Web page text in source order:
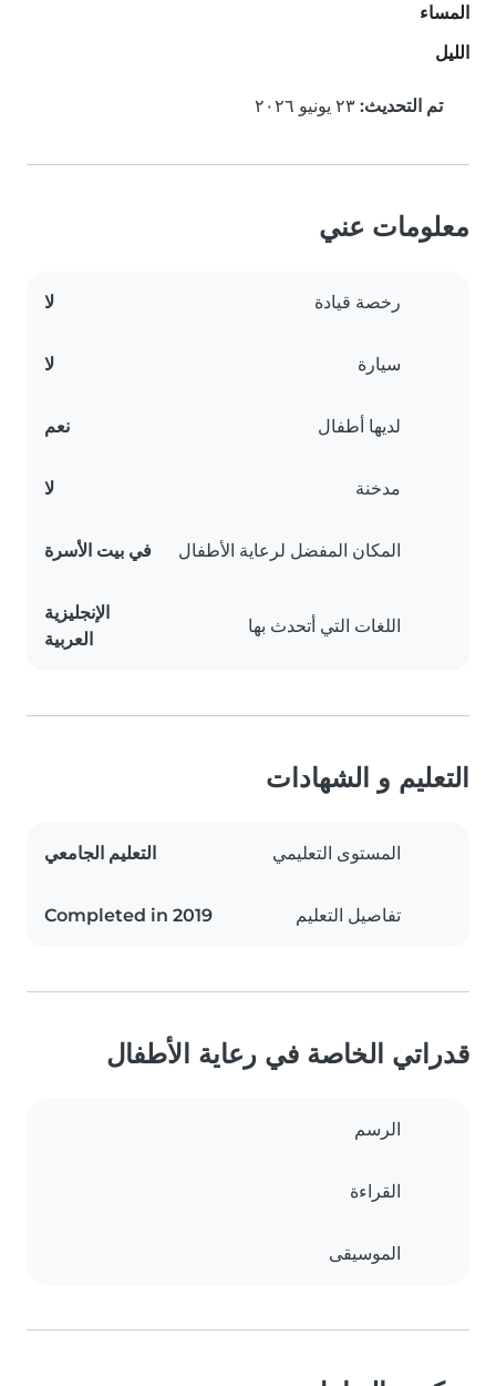
المساء
الليل
تم التحديث:
معلومات عني
رخصة قيادة لا
سيارة لا
لديها أطفال نعم
مدخنة لا
المكان المفضل لرعاية الأطفال في بيت الأسرة
اللغات التي أتحدث بها
الإنجليزية
العربية
التعليم و الشهادات
المستوى التعليمي التعليم الجامعي
تفاصيل التعليم Completed in 2019
قدراتي الخاصة في رعاية الأطفال
الرسم
القراءة
الموسيقى